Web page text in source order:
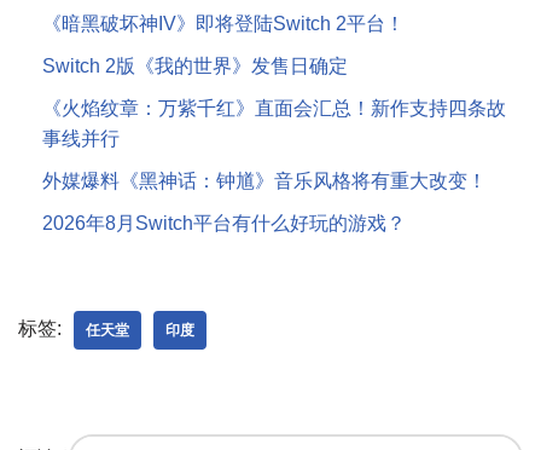
《暗黑破坏神IV》即将登陆Switch 2平台！
Switch 2版《我的世界》发售日确定
《火焰纹章：万紫千红》直面会汇总！新作支持四条故
事线并行
外媒爆料《黑神话：钟馗》音乐风格将有重大改变！
2026年8月Switch平台有什么好玩的游戏？
标签: 任天堂 印度